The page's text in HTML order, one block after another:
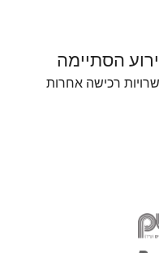
הסתיימה
רכישה אחרות